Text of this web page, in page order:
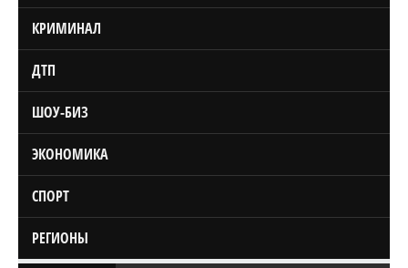
КРИМИНАЛ
ДТП
ШОУ-БИЗ
ЭКОНОМИКА
СПОРТ
РЕГИОНЫ